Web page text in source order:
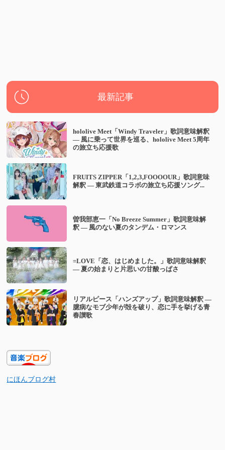
最新記事
hololive Meet「Windy Traveler」歌詞意味解釈
— 風に乗って世界を巡る、hololive Meet 5周年
の旅立ち応援歌
FRUITS ZIPPER「1,2,3,FOOOOUR」歌詞意味
解釈 — 東武鉄道コラボの旅立ち応援ソング...
曽我部恵一「No Breeze Summer」歌詞意味解
釈 — 風のない夏のタンデム・ロマンス
=LOVE「恋、はじめました。」歌詞意味解釈
— 夏の始まりと片思いの甘酸っぱさ
リアルピース「ハンズアップ」歌詞意味解釈 —
臆病なモブ少年が殻を破り、恋に手を挙げる青
春讃歌
にほんブログ村